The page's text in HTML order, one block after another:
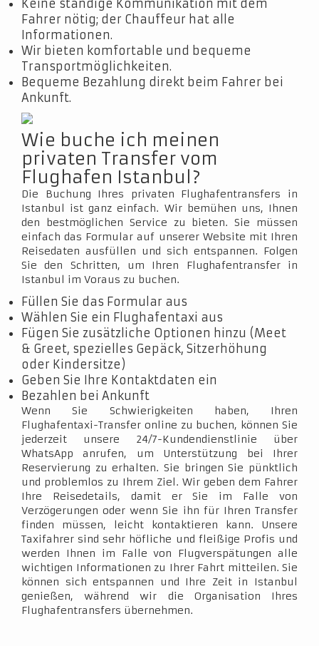
Keine ständige Kommunikation mit dem
Fahrer nötig; der Chauffeur hat alle
Informationen.
Wir bieten komfortable und bequeme
Transportmöglichkeiten.
Bequeme Bezahlung direkt beim Fahrer bei
Ankunft.
Wie buche ich meinen
privaten Transfer vom
Flughafen Istanbul?
Die Buchung Ihres privaten Flughafentransfers in
Istanbul ist ganz einfach. Wir bemühen uns, Ihnen
den bestmöglichen Service zu bieten. Sie müssen
einfach das Formular auf unserer Website mit Ihren
Reisedaten ausfüllen und sich entspannen. Folgen
Sie den Schritten, um Ihren Flughafentransfer in
Istanbul im Voraus zu buchen.
Füllen Sie das Formular aus
Wählen Sie ein Flughafentaxi aus
Fügen Sie zusätzliche Optionen hinzu (Meet
& Greet, spezielles Gepäck, Sitzerhöhung
oder Kindersitze)
Geben Sie Ihre Kontaktdaten ein
Bezahlen bei Ankunft
Wenn Sie Schwierigkeiten haben, Ihren
Flughafentaxi-Transfer online zu buchen, können Sie
jederzeit unsere 24/7-Kundendienstlinie über
WhatsApp anrufen, um Unterstützung bei Ihrer
Reservierung zu erhalten. Sie bringen Sie pünktlich
und problemlos zu Ihrem Ziel. Wir geben dem Fahrer
Ihre Reisedetails, damit er Sie im Falle von
Verzögerungen oder wenn Sie ihn für Ihren Transfer
finden müssen, leicht kontaktieren kann. Unsere
Taxifahrer sind sehr höfliche und fleißige Profis und
werden Ihnen im Falle von Flugverspätungen alle
wichtigen Informationen zu Ihrer Fahrt mitteilen. Sie
können sich entspannen und Ihre Zeit in Istanbul
genießen, während wir die Organisation Ihres
Flughafentransfers übernehmen.